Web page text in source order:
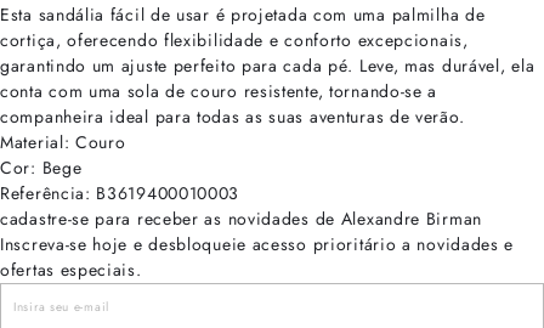
Esta sandália fácil de usar é projetada com uma palmilha de
cortiça, oferecendo flexibilidade e conforto excepcionais,
garantindo um ajuste perfeito para cada pé. Leve, mas durável, ela
conta com uma sola de couro resistente, tornando-se a
companheira ideal para todas as suas aventuras de verão.
Material: Couro
Cor: Bege
Referência: B3619400010003
cadastre-se para receber as novidades de Alexandre Birman
Inscreva-se hoje e desbloqueie acesso prioritário a novidades e
ofertas especiais.